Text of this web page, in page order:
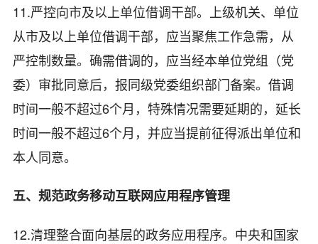
11.严控向市及以上单位借调干部。上级机关、单位
从市及以上单位借调干部，应当聚焦工作急需，从
严控制数量。确需借调的，应当经本单位党组（党
委）审批同意后，报同级党委组织部门备案。借调
时间一般不超过6个月，特殊情况需要延期的，延长
时间一般不超过6个月，并应当提前征得派出单位和
本人同意。
五、规范政务移动互联网应用程序管理
12.清理整合面向基层的政务应用程序。中央和国家